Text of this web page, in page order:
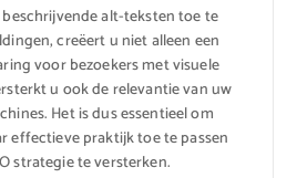
alt-teksten toe te
creëert u niet alleen een
voor bezoekers met visuele
u ook de relevantie van uw
Het is dus essentieel om
effectieve praktijk toe te passen
strategie te versterken.